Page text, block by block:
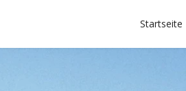
Startseite